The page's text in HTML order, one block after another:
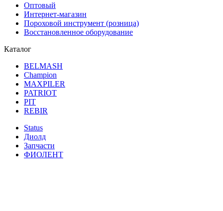
Оптовый
Интернет-магазин
Пороховой инструмент (розница)
Восстановленное оборудование
Каталог
BELMASH
Champion
MAXPILER
PATRIOT
PIT
REBIR
Status
Диолд
Запчасти
ФИОЛЕНТ